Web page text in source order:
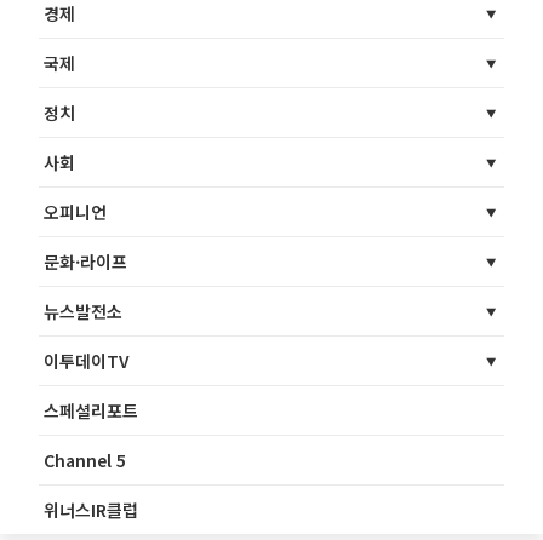
경제
국제
정치
사회
오피니언
문화·라이프
뉴스발전소
이투데이TV
스페셜리포트
Channel 5
위너스IR클럽